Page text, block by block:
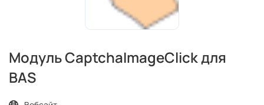
Модуль CaptchaImageClick для
BAS